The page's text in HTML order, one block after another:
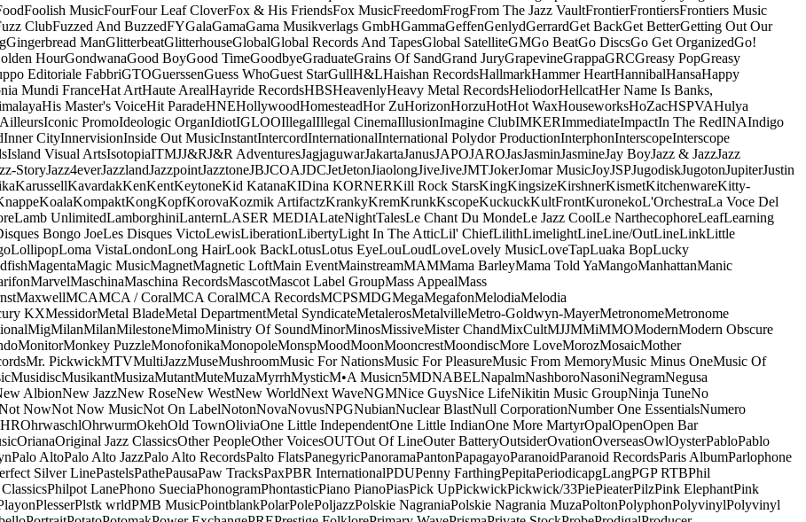
Foolish MusicFourFour Leaf CloverFox & His FriendsFox MusicFreedomFrogFrom The Jazz VaultFrontierFrontiersFrontiers Music
ClubFuzzed And BuzzedFYGalaGamaGama Musikverlags GmbHGammaGeffenGenlydGerrardGet BackGet BetterGetting Out Our
Gingerbread ManGlitterbeatGlitterhouseGlobalGlobal Records And TapesGlobal SatelliteGMGo BeatGo DiscsGo Get OrganizedGo!
HourGondwanaGood BoyGood TimeGoodbyeGraduateGrains Of SandGrand JuryGrapevineGrappaGRCGreasy PopGreasy
Editoriale FabbriGTOGuerssenGuess WhoGuest StarGullH&LHaishan RecordsHallmarkHammer HeartHannibalHansaHappy
Mundi FranceHat ArtHaute ArealHayride RecordsHBSHeavenlyHeavy Metal RecordsHeliodorHellcatHer Name Is Banks,
His Master's VoiceHit ParadeHNEHollywoodHomesteadHor ZuHorizonHorzuHotHot WaxHouseworksHoZacHSPVAHulya
Iconic PromoIdeologic OrganIdiotIGLOOIllegalIllegal CinemaIllusionImagine ClubIMKERImmediateImpactIn The RedINAIndigo
Inner CityInnervisionInside Out MusicInstantIntercordInternationalInternational Polydor ProductionInterphonInterscopeInterscope
Island Visual ArtsIsotopiaITMJJ&RJ&R AdventuresJagjaguwarJakartaJanusJAPOJAROJasJasminJasmineJay BoyJazz & JazzJazz
StoryJazz4everJazzlandJazzpointJazztoneJBJCOAJDCJetJetonJiaolongJiveJiveJMTJokerJomar MusicJoyJSPJugodiskJugotonJupiterJustin
KarussellKavardakKenKentKeytoneKid KatanaKIDina KORNERKill Rock StarsKingKingsizeKirshnerKismetKitchenwareKitty-
KoalaKompaktKongKopfKorovaKozmik ArtifactzKrankyKremKrunkKscopeKuckuckKultFrontKuronekoL'OrchestraLa Voce Del
Lamb UnlimitedLamborghiniLanternLASER MEDIALateNightTalesLe Chant Du MondeLe Jazz CoolLe NarthecophoreLeafLearning
Bongo JoeLes Disques VictoLewisLiberationLibertyLight In The AtticLil' ChiefLilithLimelightLineLine/OutLineLinkLittle
LollipopLoma VistaLondonLong HairLook BackLotusLotus EyeLouLoudLoveLovely MusicLoveTapLuaka BopLucky
MagentaMagic MusicMagnetMagnetic LoftMain EventMainstreamMAMMama BarleyMama Told YaMangoManhattanManic
MarvelMaschinaMaschina RecordsMascotMascot Label GroupMass AppealMass
MaxwellMCAMCA / CoralMCA CoralMCA RecordsMCPSMDGMegaMegafonMelodiaMelodia
KXMessidorMetal BladeMetal DepartmentMetal SyndicateMetalerosMetalvilleMetro-Goldwyn-MayerMetronomeMetronome
MigMilanMilanMilestoneMimoMinistry Of SoundMinorMinosMissiveMister ChandMixCultMJJMMiMMOModernModern Obscure
MonitorMonkey PuzzleMonofonikaMonopoleMonspMoodMoonMooncrestMoondiscMore LoveMorozMosaicMother
Mr. PickwickMTVMultiJazzMuseMushroomMusic For NationsMusic For PleasureMusic From MemoryMusic Minus OneMusic Of
MusidiscMusikantMusizaMutantMuteMuzaMyrrhMysticM•A Musicn5MDNABELNapalmNashboroNasoniNegramNegusa
AlbionNew JazzNew RoseNew WestNew WorldNext WaveNGMNice GuysNice LifeNikitin Music GroupNinja TuneNo
NowNot Now MusicNot On LabelNotonNovaNovusNPGNubianNuclear BlastNull CorporationNumber One EssentialsNumero
OhrwaschlOhrwurmOkehOld TownOliviaOne Little IndependentOne Little IndianOne More MartyrOpalOpenOpen Bar
OrianaOriginal Jazz ClassicsOther PeopleOther VoicesOUTOut Of LineOuter BatteryOutsiderOvationOverseasOwlOysterPabloPablo
Palo AltoPalo Alto JazzPalo Alto RecordsPalto FlatsPanegyricPanoramaPantonPapagayoParanoidParanoid RecordsParis AlbumParlophone
Silver LinePastelsPathePausaPaw TracksPaxPBR InternationalPDUPenny FarthingPepitaPeriodicapgLangPGP RTBPhil
Philpot LanePhono SueciaPhonogramPhontasticPiano PianoPiasPick UpPickwickPickwick/33PiePieaterPilzPink ElephantPink
PlesserPlstk wrldPMB MusicPointblankPolarPolePoljazzPolskie NagraniaPolskie Nagrania MuzaPoltonPolyphonPolyvinylPolyvinyl